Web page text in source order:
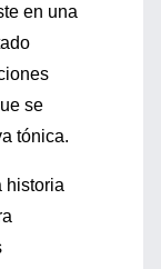
en una
se
tónica.
historia